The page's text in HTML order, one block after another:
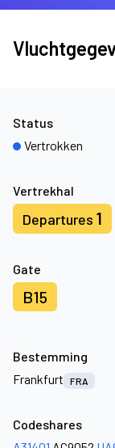
Vertrekhal
Departures 1
Gate
B15
Status
Vertrokken
Bestemming
Frankfurt
FRA
Codeshares